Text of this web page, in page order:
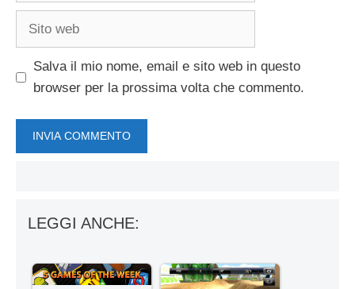
Sito
Salva il mio nome, email e sito web in questo
browser per la prossima volta che commento.
LEGGI ANCHE: